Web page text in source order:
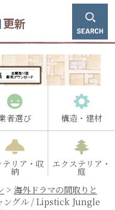
更新
者選び 構造・建材
テリア・収
納
エクステリア・
庭
> 海外ドラマの間取りと
ングル / Lipstick Jungle